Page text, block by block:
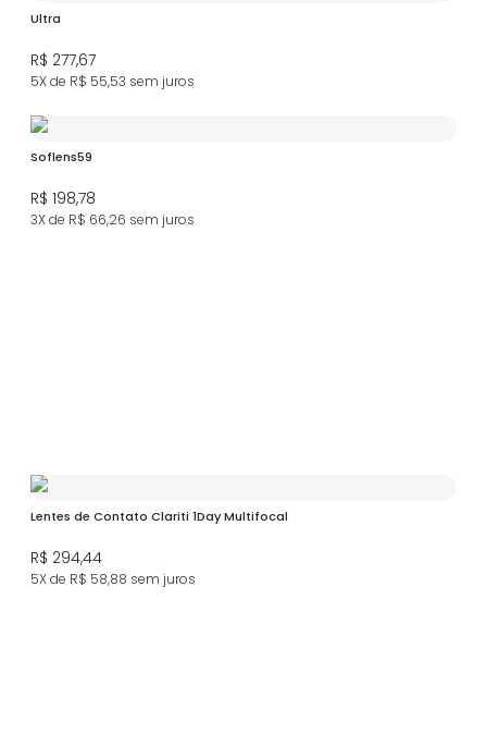
Ultra
R$ 277,67
5X de R$ 55,53 sem juros
Soflens59
R$ 198,78
3X de R$ 66,26 sem juros
Lentes de Contato Clariti 1Day Multifocal
R$ 294,44
5X de R$ 58,88 sem juros